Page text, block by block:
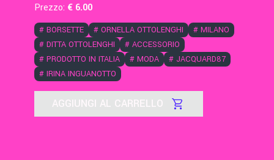
Prezzo: € 6.00
# BORSETTE # ORNELLA OTTOLENGHI # MILANO
# DITTA OTTOLENGHI # ACCESSORIO
# PRODOTTO IN ITALIA # MODA # JACQUARD87
# IRINA INGUANOTTO
AGGIUNGI AL CARRELLO